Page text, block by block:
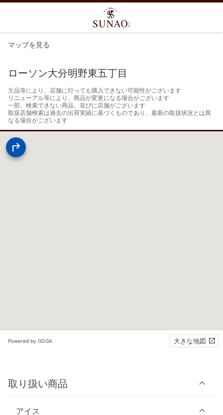
マップを見る
ローソン大分明野東五丁目
欠品等により、店舗に行っても購入できない可能性がございます
リニューアル等により、商品が変更になる場合がございます
一部、検索できない商品、並びに店舗がございます
取扱店舗検索は過去の出荷実績に基づくものであり、最新の取扱状況とは異
なる場合がございます
Powered by GOGA 大きな地図
取り扱い商品
アイス